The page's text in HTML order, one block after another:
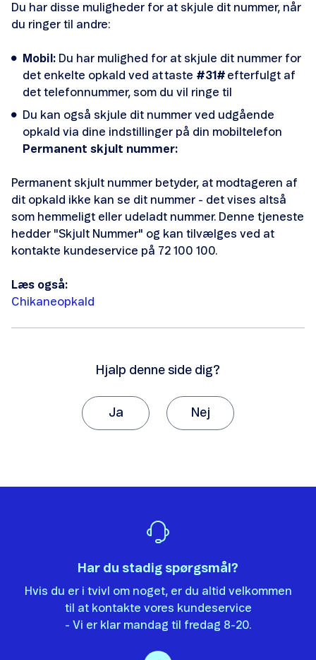
Skift abonnement og mobil
Flyt nummer til Telenor
Opsig dit abonnement
Overdrag telefonnummer
Samlerabat
Telenor Tryghedspakke
Webshop-svindel
Udlandspriser fra Danmark
Udlandspriser i udlandet
Du har disse muligheder for at skjule dit nummer, når
du ringer til andre:
Mobil: Du har mulighed for at skjule dit nummer for
det enkelte opkald ved at taste #31# efterfulgt af
det telefonnummer, som du vil ringe til
Du kan også skjule dit nummer ved udgående
opkald via dine indstillinger på din mobiltelefon
Permanent skjult nummer:
Permanent skjult nummer betyder, at modtageren af
dit opkald ikke kan se dit nummer - det vises altså
som hemmeligt eller udeladt nummer. Denne tjeneste
hedder "Skjult Nummer" og kan tilvælges ved at
kontakte kundeservice på 72 100 100.
Læs også:
Chikaneopkald
Hjalp denne side dig?
Ja Nej
Der er ikke nok eksempler.
Informationen er svær at forstå.
Oplysningerne løser ikke mit problem.
Andet
Har du stadig spørgsmål?
Hvis du er i tvivl om noget, er du altid velkommen
til at kontakte vores kundeservice
- Vi er klar mandag til fredag 8-20.